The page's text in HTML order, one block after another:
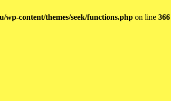
content/themes/seek/functions.php on line 366